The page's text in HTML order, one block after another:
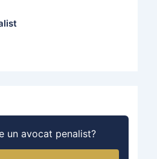
un avocat penalist?